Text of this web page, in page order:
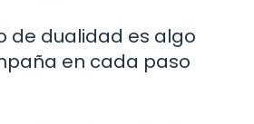
de dualidad es algo
en cada paso